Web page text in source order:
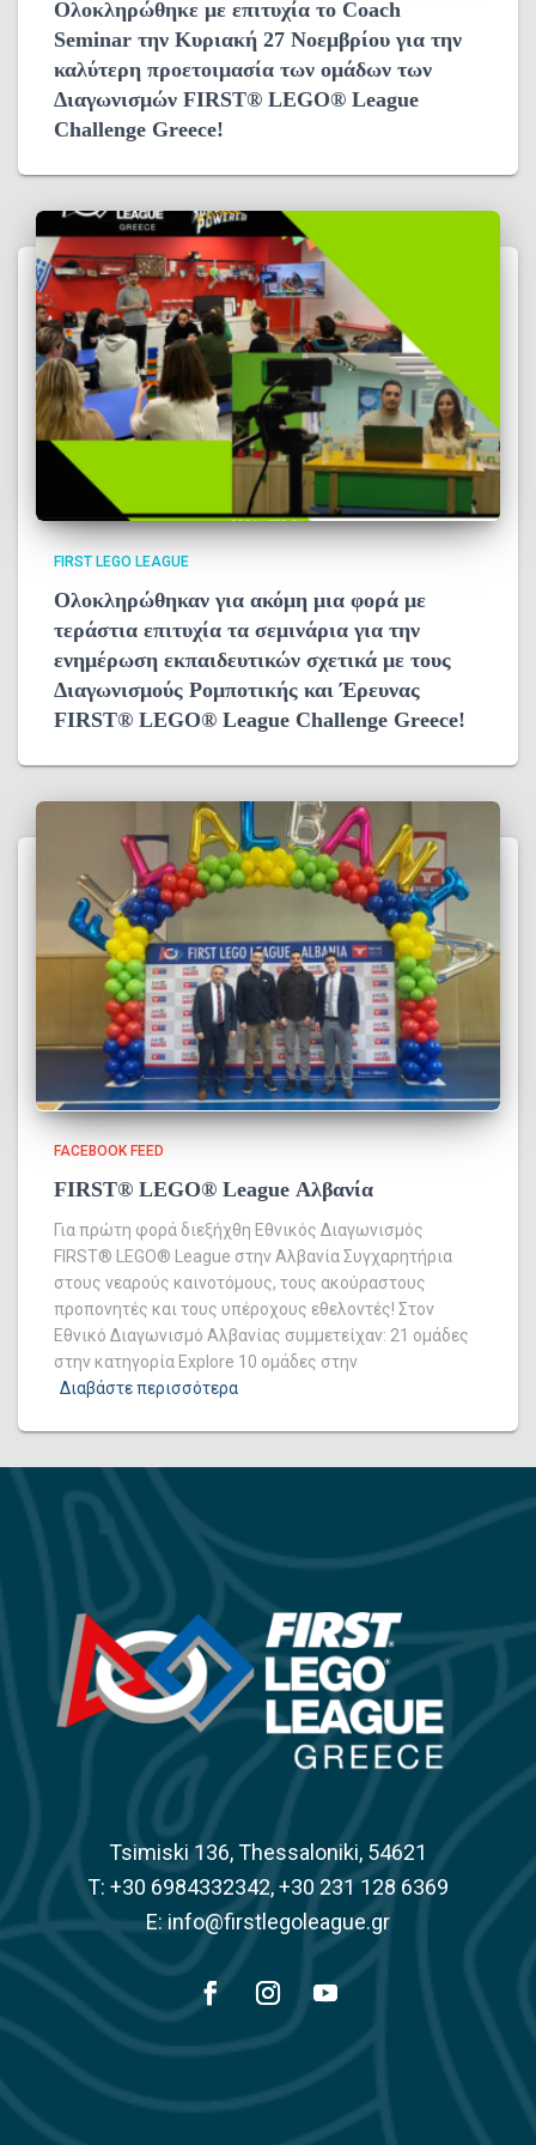
Ολοκληρώθηκε με επιτυχία το Coach
Seminar την Κυριακή 27 Νοεμβρίου για την
καλύτερη προετοιμασία των ομάδων των
Διαγωνισμών FIRST® LEGO® League
Challenge Greece!
FIRST LEGO LEAGUE
Ολοκληρώθηκαν για ακόμη μια φορά με
τεράστια επιτυχία τα σεμινάρια για την
ενημέρωση εκπαιδευτικών σχετικά με τους
Διαγωνισμούς Ρομποτικής και Έρευνας
FIRST® LEGO® League Challenge Greece!
FACEBOOK FEED
FIRST® LEGO® League Αλβανία
Για πρώτη φορά διεξήχθη Εθνικός Διαγωνισμός
FIRST® LEGO® League στην Αλβανία Συγχαρητήρια
στους νεαρούς καινοτόμους, τους ακούραστους
προπονητές και τους υπέροχους εθελοντές! Στον
Εθνικό Διαγωνισμό Αλβανίας συμμετείχαν: 21 ομάδες
στην κατηγορία Explore 10 ομάδες στην
Διαβάστε περισσότερα
Tsimiski 136, Thessaloniki, 54621
Τ: +30 6984332342, +30 231 128 6369
E: info@firstlegoleague.gr